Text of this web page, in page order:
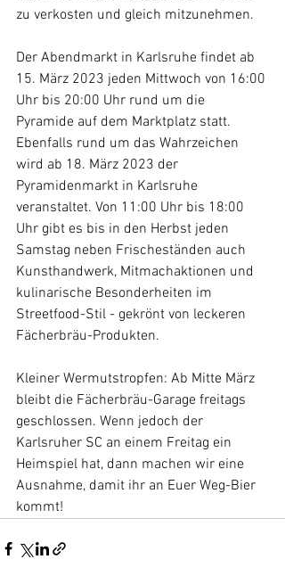
zu verkosten und gleich mitzunehmen.
Der Abendmarkt in Karlsruhe findet ab
15. März 2023 jeden Mittwoch von 16:00
Uhr bis 20:00 Uhr rund um die
Pyramide auf dem Marktplatz statt.
Ebenfalls rund um das Wahrzeichen
wird ab 18. März 2023 der
Pyramidenmarkt in Karlsruhe
veranstaltet. Von 11:00 Uhr bis 18:00
Uhr gibt es bis in den Herbst jeden
Samstag neben Frischeständen auch
Kunsthandwerk, Mitmachaktionen und
kulinarische Besonderheiten im
Streetfood-Stil - gekrönt von leckeren
Fächerbräu-Produkten.
Kleiner Wermutstropfen: Ab Mitte März
bleibt die Fächerbräu-Garage freitags
geschlossen. Wenn jedoch der
Karlsruher SC an einem Freitag ein
Heimspiel hat, dann machen wir eine
Ausnahme, damit ihr an Euer Weg-Bier
kommt!